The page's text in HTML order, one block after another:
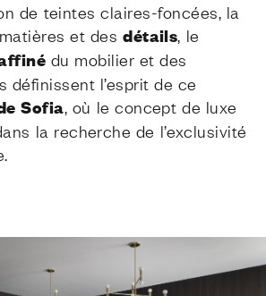
de teintes claires-foncées, la
et desdétails, le
du mobilier et des
définissent l’esprit de ce
Sofia, où le concept de luxe
la recherche de l’exclusivité